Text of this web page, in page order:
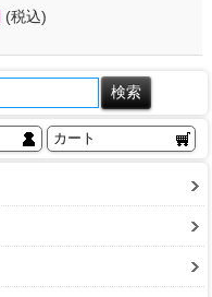
(税込)
カート